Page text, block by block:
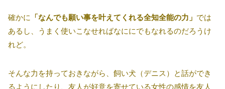
確かに 「なんでも願い事を叶えてくれる全知全能の力」 では
あるし、うまく使いこなせればなににでもなれるのだろうけ
れど。
そんな力を持っておきながら、飼い犬（デニス）と話ができ
るようにしたり、友人が好意を寄せている女性の感情を友人